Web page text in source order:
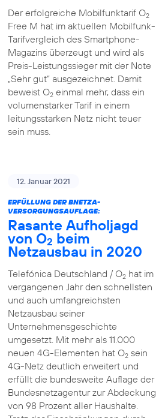
Der erfolgreiche Mobilfunktarif O2
Free M hat im aktuellen Mobilfunk-
Tarifvergleich des Smartphone-
Magazins überzeugt und wird als
Preis-Leistungssieger mit der Note
„Sehr gut“ ausgezeichnet. Damit
beweist O2einmal mehr, dass ein
volumenstarker Tarif in einem
leitungsstarken Netz nicht teuer
sein muss.
12. Januar 2021
ERFÜLLUNG DER BNETZA-
VERSORGUNGSAUFLAGE:
Rasante Aufholjagd
von O2 beim
Netzausbau in 2020
Telefónica Deutschland / O2hat im
vergangenen Jahr den schnellsten
und auch umfangreichsten
Netzausbau seiner
Unternehmensgeschichte
umgesetzt. Mit mehr als 11.000
neuen 4G-Elementen hat O2sein
4G-Netz deutlich erweitert und
erfüllt die bundesweite Auflage der
Bundesnetzagentur zur Abdeckung
von 98 Prozent aller Haushalte.